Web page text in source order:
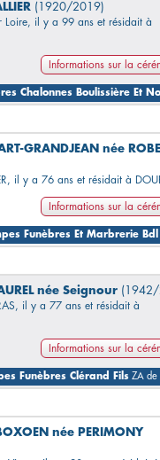
(1920/2019)
Loire, il y a 99 ans et résidait à
Informations sur la
Chalonnes Boulissière Et
GRANDJEAN née
il y a 76 ans et résidait à
Informations sur la
Funèbres Et Marbrerie Bdl
née Seignour
il y a 77 ans et résidait à
Informations sur la
Funèbres Clérand Fils ZA
née PERIMONY